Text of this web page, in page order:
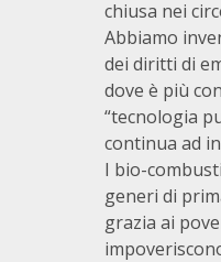
chiusa nei
Abbiamo
dei diritti di
dove è più
“tecnologia
continua ad
I bio-
generi di
grazia ai